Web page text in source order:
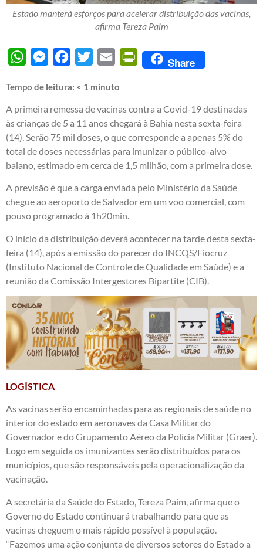
Estado manterá esforços para acelerar distribuição das vacinas,
afirma Tereza Paim
WhatsAppMessengerFacebook
Twitter Email PrintFriendly
Share
Tempo de leitura: < 1 minuto
A primeira remessa de vacinas contra a Covid-19 destinadas
às crianças de 5 a 11 anos chegará à Bahia nesta sexta-feira
(14). Serão 75 mil doses, o que corresponde a apenas 5% do
total de doses necessárias para imunizar o público-alvo
baiano, estimado em cerca de 1,5 milhão, com a primeira dose.
A previsão é que a carga enviada pelo Ministério da Saúde
chegue ao aeroporto de Salvador em um voo comercial, com
pouso programado à 1h20min.
O início da distribuição deverá acontecer na tarde desta sexta-
feira (14), após a emissão do parecer do INCQS/Fiocruz
(Instituto Nacional de Controle de Qualidade em Saúde) e a
reunião da Comissão Intergestores Bipartite (CIB).
LOGÍSTICA
As vacinas serão encaminhadas para as regionais de saúde no
interior do estado em aeronaves da Casa Militar do
Governador e do Grupamento Aéreo da Polícia Militar (Graer).
Logo em seguida os imunizantes serão distribuídos para os
municípios, que são responsáveis pela operacionalização da
vacinação.
A secretária da Saúde do Estado, Tereza Paim, afirma que o
Governo do Estado continuará trabalhando para que as
vacinas cheguem o mais rápido possível à população.
“Fazemos uma ação conjunta de diversos setores do Estado a